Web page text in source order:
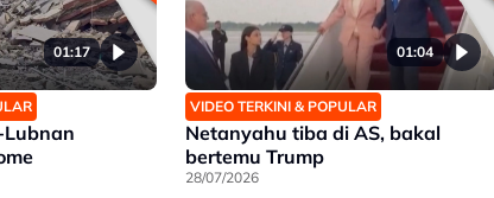
01:17 01:04
VIDEO TERKINI & POPULAR
Netanyahu tiba di AS, bakal
bertemu Trump
28/07/2026